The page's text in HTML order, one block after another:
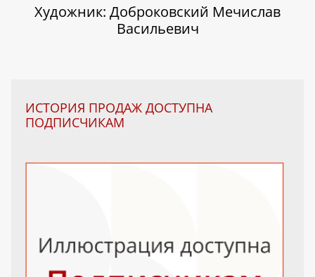
Художник: Доброковский Мечислав
Васильевич
ИСТОРИЯ ПРОДАЖ ДОСТУПНА
ПОДПИСЧИКАМ